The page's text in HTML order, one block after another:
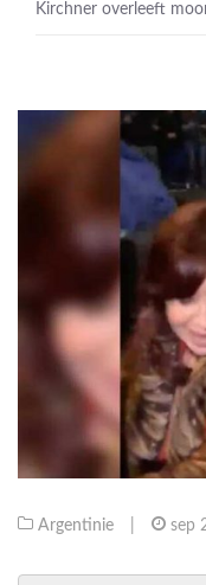
Kirchner overleeft
Argentinie sep